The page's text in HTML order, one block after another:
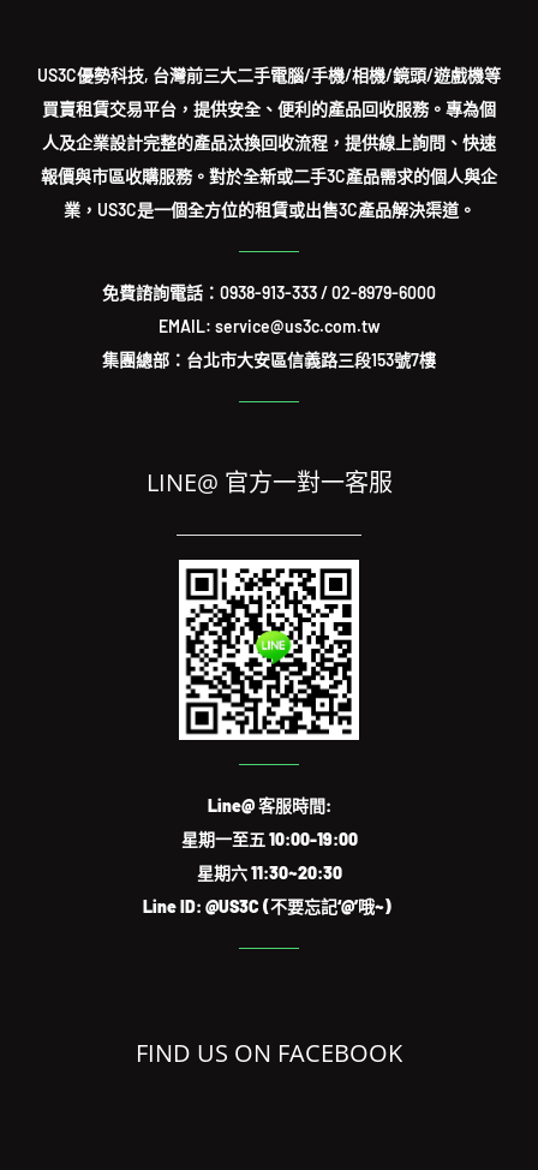
US3C優勢科技, 台灣前三大二手電腦/手機/相機/鏡頭/遊戲機等
買賣租賃交易平台，提供安全、便利的產品回收服務。專為個
人及企業設計完整的產品汰換回收流程，提供線上詢問、快速
報價與市區收購服務。對於全新或二手3C產品需求的個人與企
業，US3C是一個全方位的租賃或出售3C產品解決渠道。
免費諮詢電話： 0938-913-333/02-8979-6000
EMAIL: service@us3c.com.tw
集團總部：台北市大安區信義路三段153號7樓
LINE@ 官方一對一客服
Line@ 客服時間:
星期一至五 10:00-19:00
星期六 11:30~20:30
Line ID: @US3C (不要忘記‘@’哦~)
FIND US ON FACEBOOK